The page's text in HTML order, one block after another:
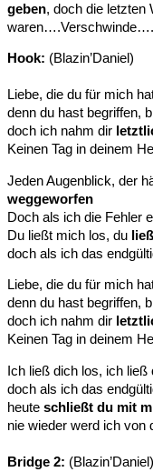
geben, doch die letzten
waren….Verschwinde….
Hook: (Blazin’Daniel)
Liebe, die du für mich
denn du hast begriffen,
doch ich nahm dir
Keinen Tag in deinem
Jeden Augenblick, der
weggeworfen
Doch als ich die Fehler
Du ließt mich los, du
doch als ich das
Liebe, die du für mich
denn du hast begriffen,
doch ich nahm dir
Keinen Tag in deinem
Ich ließ dich los, ich ließ
doch als ich das
heute schließt du mit
nie wieder werd ich von
Bridge 2: (Blazin’Daniel)